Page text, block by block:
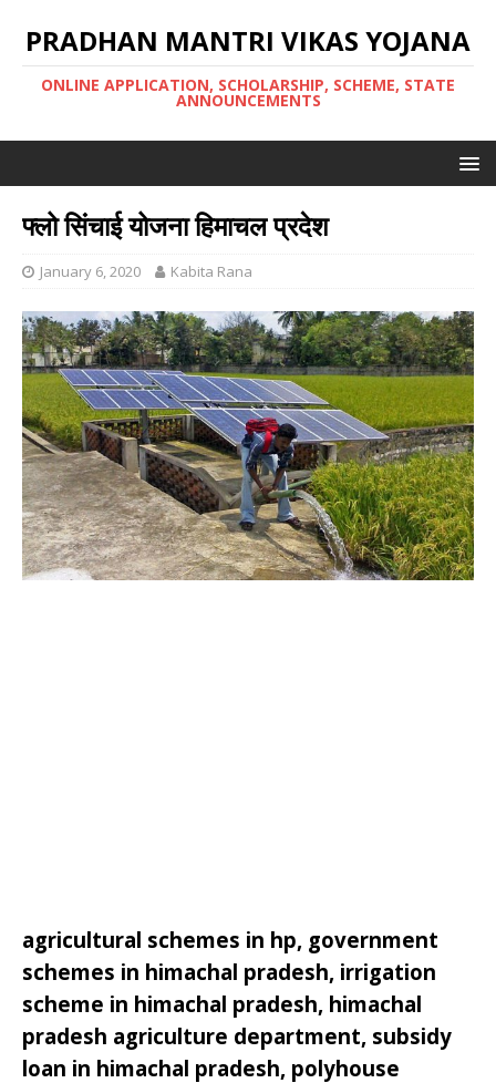
PRADHAN MANTRI VIKAS YOJANA
ONLINE APPLICATION, SCHOLARSHIP, SCHEME, STATE
ANNOUNCEMENTS
फ्लो सिंचाई योजना हिमाचल प्रदेश
January 6, 2020 Kabita Rana
agricultural schemes in hp, government
schemes in himachal pradesh, irrigation
scheme in himachal pradesh, himachal
pradesh agriculture department, subsidy
loan in himachal pradesh, polyhouse